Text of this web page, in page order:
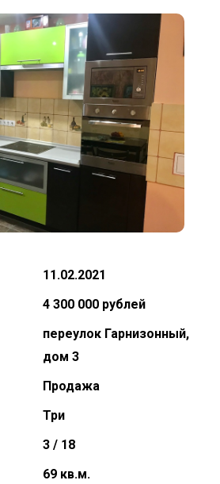
11.02.2021
4 300 000 рублей
переулок Гарнизонный,
дом 3
Продажа
Три
3 / 18
69 кв.м.